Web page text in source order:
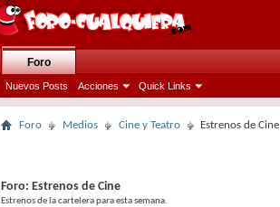
Foro
Nuevos Posts Acciones Quick Links
Foro Medios Cine y Teatro Estrenos de Cine
Foro: Estrenos de Cine
Estrenos de la cartelera para esta semana.